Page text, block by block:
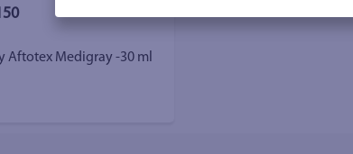
Aftotex Medigray -30 ml